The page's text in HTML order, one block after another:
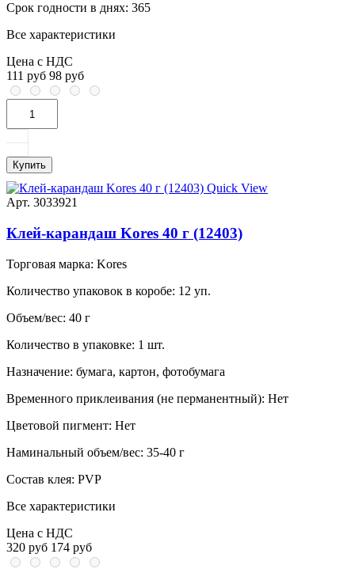
Срок годности в днях: 365
Все характеристики
Цена с НДС
111 руб 98 руб
Купить
Quick View
Арт. 3033921
Клей-карандаш Kores 40 г (12403)
Торговая марка: Kores
Количество упаковок в коробе: 12 уп.
Объем/вес: 40 г
Количество в упаковке: 1 шт.
Назначение: бумага, картон, фотобумага
Временного приклеивания (не перманентный): Нет
Цветовой пигмент: Нет
Наминальный объем/вес: 35-40 г
Состав клея: PVP
Все характеристики
Цена с НДС
320 руб 174 руб